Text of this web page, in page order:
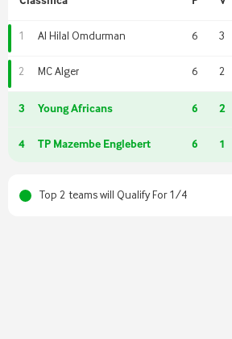
1 Al Hilal Omdurman 6 3
2 MC Alger 6 2
3 Young Africans 6 2
4 TP Mazembe Englebert 6 1
Top 2 teams will Qualify For 1/4